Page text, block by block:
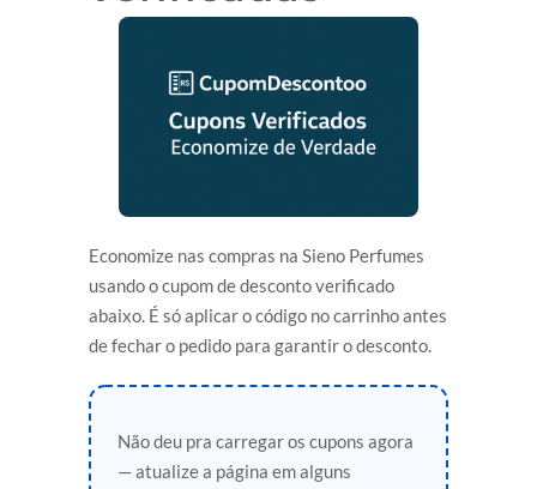
Economize nas compras na Sieno Perfumes
usando o cupom de desconto verificado
abaixo. É só aplicar o código no carrinho antes
de fechar o pedido para garantir o desconto.
Não deu pra carregar os cupons agora
— atualize a página em alguns